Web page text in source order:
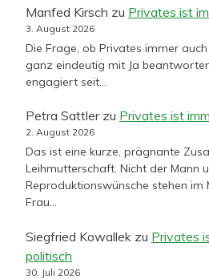
Manfed Kirsch zu Privates ist
3. August 2026
Die Frage, ob Privates immer
ganz eindeutig mit Ja
engagiert seit…
Petra Sattlerzu Privates ist
2. August 2026
Das ist eine kurze, prägnante
Leihmutterschaft. Nicht der Mann
Reproduktionswünsche stehen im
Frau…
Siegfried Kowallek zu Privates
politisch
30. Juli 2026